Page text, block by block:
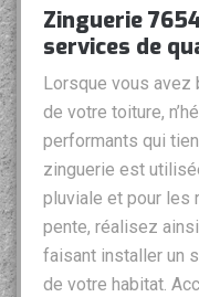
Zinguerie
services de
Lorsque vous
de votre toiture,
performants qui
zinguerie est
pluviale et pour les
pente, réalisez
faisant installer un
de votre habitat.